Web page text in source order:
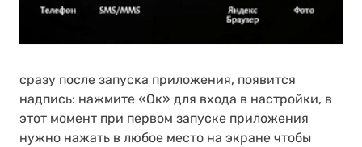
сразу после запуска приложения, появится
надпись: нажмите «Ок» для входа в настройки, в
этот момент при первом запуске приложения
нужно нажать в любое место на экране чтобы